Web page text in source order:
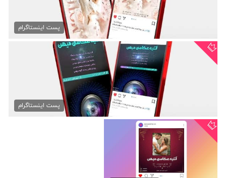
قالب لایه باز اینستاگرام...
50,000 تومان
پست اینستاگرام
استوری اینستاگرام آتلیه...
50,000 تومان
پست اینستاگرام
پست اینستاگرام آتلیه عکاسی